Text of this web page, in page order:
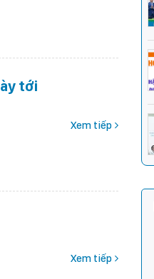
tới
Xem tiếp
Xem tiếp